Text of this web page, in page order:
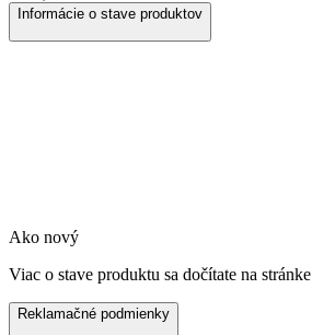
Informácie o stave produktov
Ako nový
Viac o stave produktu sa dočítate na stránke
Reklamačné podmienky